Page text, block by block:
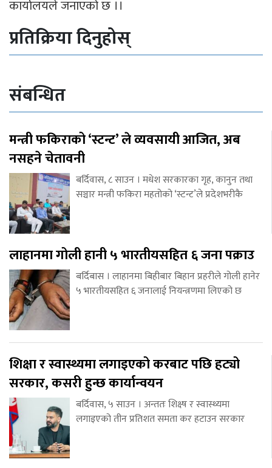
कार्यालयले जनाएको छ ।।
प्रतिक्रिया दिनुहोस्
संबन्धित
मन्त्री फकिराको ‘स्टन्ट’ ले व्यवसायी आजित, अब
नसहने चेतावनी
बर्दिवास, ८ साउन । मधेश सरकारका गृह, कानुन तथा
सञ्चार मन्त्री फकिरा महतोको ‘स्टन्ट’ले प्रदेशभरीकै
लाहानमा गोली हानी ५ भारतीयसहित ६ जना पक्राउ
बर्दिबास । लाहानमा बिहीबार बिहान प्रहरीले गोली हानेर
५ भारतीयसहित ६ जनालाई नियन्त्रणमा लिएको छ
शिक्षा र स्वास्थ्यमा लगाइएको करबाट पछि हट्यो
सरकार, कसरी हुन्छ कार्यान्वयन
बर्दिवास, ५ साउन । अन्ततः शिक्ष्ष र स्वास्थ्यमा
लगाइएको तीन प्रतिशत समता कर हटाउन सरकार